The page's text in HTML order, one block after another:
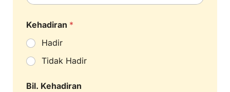
Kehadiran *
Hadir
Tidak Hadir
Bil. Kehadiran